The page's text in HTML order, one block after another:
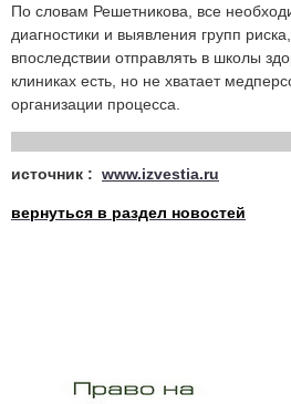
По словам Решетникова, все
диагностики и выявления групп
впоследствии отправлять в школы
клиниках есть, но не хватает
организации процесса.
источник : www.izvestia.ru
вернуться в раздел новостей